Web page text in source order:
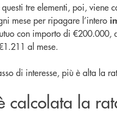
tre elementi, poi, viene
mese per ripagare l’intero
con importo di €200.000,
al mese.
di interesse, più è alta la
calcolata la